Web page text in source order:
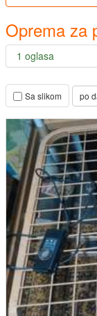
Oprema za
1 oglasa
Sa slikom po